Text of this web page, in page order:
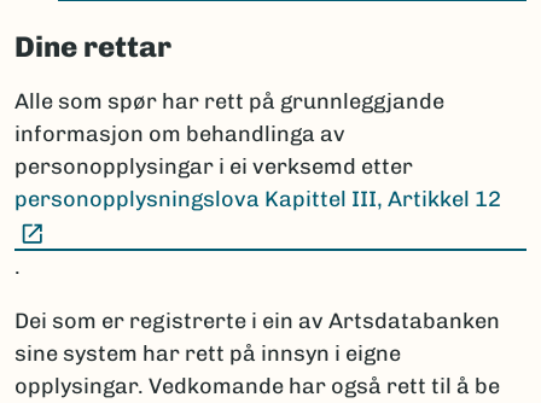
Dine rettar
Alle som spør har rett på grunnleggjande
informasjon om behandlinga av
personopplysingar i ei verksemd etter
personopplysningslova Kapittel III, Artikkel 12
.
Dei som er registrerte i ein av Artsdatabanken
sine system har rett på innsyn i eigne
opplysingar. Vedkomande har også rett til å be